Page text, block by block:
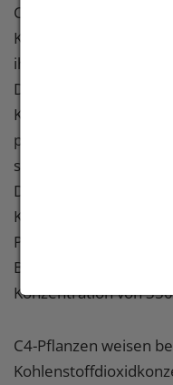
C3-Pflanzen können
ihre
Dementsprechend
positiv auf das
sogenannter FACE-
Dioxide Enrichment)
Kulturarten
Photosyntheserate,
Biomasseproduktion,
Konzentration von
C4-Pflanzen weisen